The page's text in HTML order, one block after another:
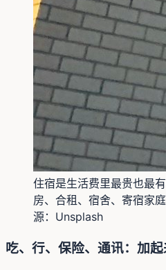
住宿是生活费里最贵也最
房、合租、宿舍、寄宿家
源： Unsplash
吃、行、保险、通讯：加